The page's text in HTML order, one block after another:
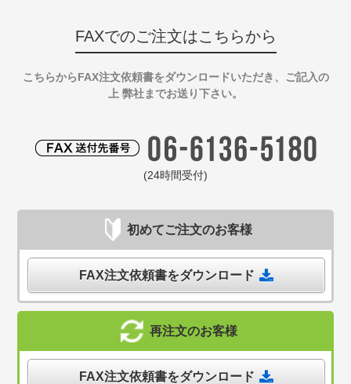
FAXでのご注文はこちらから
こちらからFAX注文依頼書をダウンロードいただき、ご記入の
上 弊社までお送り下さい。
(24時間受付)
初めてご注文のお客様
FAX注文依頼書をダウンロード
再注文のお客様
FAX注文依頼書をダウンロード